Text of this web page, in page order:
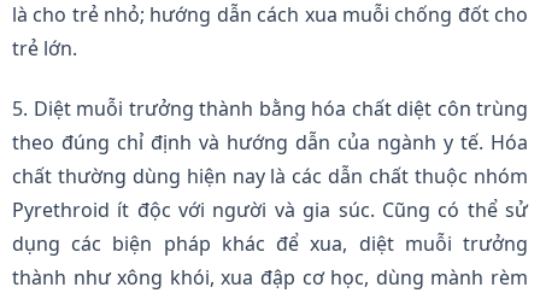
là cho trẻ nhỏ; hướng dẫn cách xua muỗi chống đốt cho
trẻ lớn.
5. Diệt muỗi trưởng thành bằng hóa chất diệt côn trùng
theo đúng chỉ định và hướng dẫn của ngành y tế. Hóa
chất thường dùng hiện nay là các dẫn chất thuộc nhóm
Pyrethroid ít độc với người và gia súc. Cũng có thể sử
dụng các biện pháp khác để xua, diệt muỗi trưởng
thành như xông khói, xua đập cơ học, dùng mành rèm